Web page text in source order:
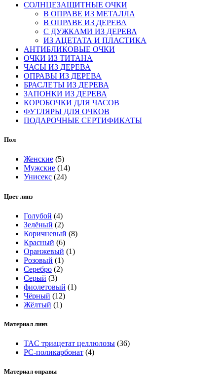
СОЛНЦЕЗАЩИТНЫЕ ОЧКИ
В ОПРАВЕ ИЗ МЕТАЛЛА
В ОПРАВЕ ИЗ ДЕРЕВА
С ДУЖКАМИ ИЗ ДЕРЕВА
ИЗ АЦЕТАТА И ПЛАСТИКА
АНТИБЛИКОВЫЕ ОЧКИ
ОЧКИ ИЗ ТИТАНА
ЧАСЫ ИЗ ДЕРЕВА
ОПРАВЫ ИЗ ДЕРЕВА
БРАСЛЕТЫ ИЗ ДЕРЕВА
ЗАПОНКИ ИЗ ДЕРЕВА
КОРОБОЧКИ ДЛЯ ЧАСОВ
ФУТЛЯРЫ ДЛЯ ОЧКОВ
ПОДАРОЧНЫЕ СЕРТИФИКАТЫ
Пол
Женские (5)
Мужские (14)
Унисекс (24)
Цвет линз
Голубой (4)
Зелёный (2)
Коричневый (8)
Красный (6)
Оранжевый (1)
Розовый (1)
Серебро (2)
Серый (3)
фиолетовый (1)
Чёрный (12)
Жёлтый (1)
Материал линз
TAC триацетат целлюлозы (36)
РС-поликарбонат (4)
Материал оправы